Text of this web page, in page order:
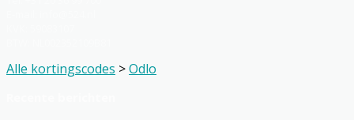
Alle kortingscodes >Odlo